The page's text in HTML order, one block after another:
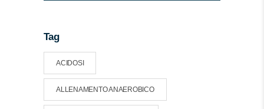
Tag
ACIDOSI
ALLENAMENTO ANAEROBICO